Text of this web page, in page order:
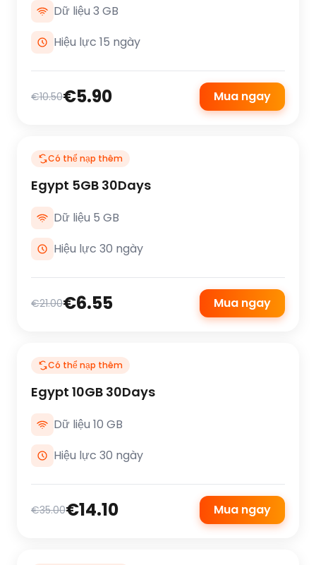
Dữ liệu 3 GB
Hiệu lực 15 ngày
€10.50€5.90 Mua ngay
Có thể nạp thêm
Egypt 5GB 30Days
Dữ liệu 5 GB
Hiệu lực 30 ngày
€21.00€6.55 Mua ngay
Có thể nạp thêm
Egypt 10GB 30Days
Dữ liệu 10 GB
Hiệu lực 30 ngày
€35.00€14.10 Mua ngay